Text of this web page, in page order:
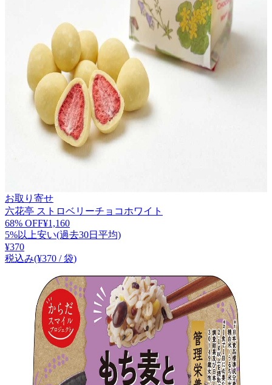
お取り寄せ
六花亭 ストロベリーチョコホワイト
68% OFF¥1,160
5%以上安い(過去30日平均)
¥370
税込み(¥370 / 袋)